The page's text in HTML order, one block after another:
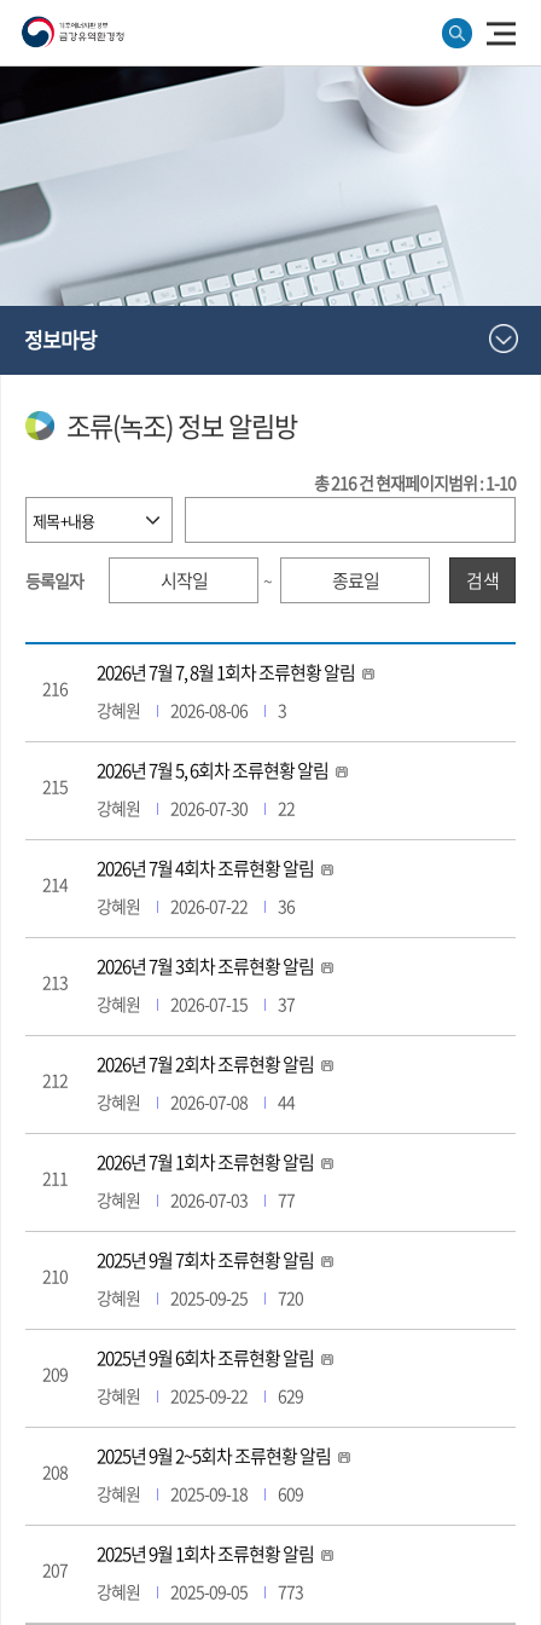
정보마당
조류(녹조) 정보 알림방
총216건현재페이지범위 : 1-10
등록일자 ~ 검색
216
2026년 7월 7, 8월 1회차 조류현황 알림
강혜원 2026-08-06 3
215
2026년 7월 5, 6회차 조류현황 알림
강혜원 2026-07-30 22
214
2026년 7월 4회차 조류현황 알림
강혜원 2026-07-22 36
213
2026년 7월 3회차 조류현황 알림
강혜원 2026-07-15 37
212
2026년 7월 2회차 조류현황 알림
강혜원 2026-07-08 44
211
2026년 7월 1회차 조류현황 알림
강혜원 2026-07-03 77
210
2025년 9월 7회차 조류현황 알림
강혜원 2025-09-25 720
209
2025년 9월 6회차 조류현황 알림
강혜원 2025-09-22 629
208
2025년 9월 2~5회차 조류현황 알림
강혜원 2025-09-18 609
207
2025년 9월 1회차 조류현황 알림
강혜원 2025-09-05 773